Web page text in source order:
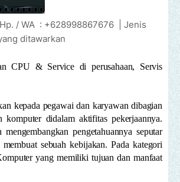
/ WA : +628998867676 | Jenis
ditawarkan
CPU & Service di perusahaan, Servis
kepada pegawai dan karyawan dibagian
didalam aktifitas pekerjaannya.
pengetahuannya seputar
sebuah kebijakan. Pada kategori
yang memiliki tujuan dan manfaat